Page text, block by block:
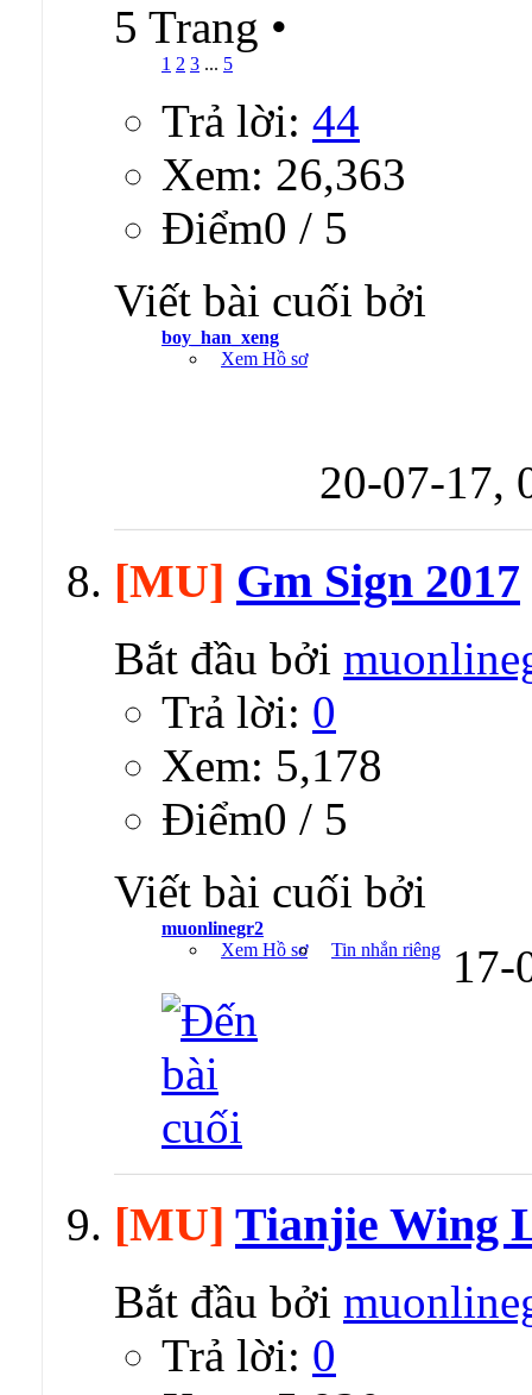
5 Trang •
1 2 3 ... 5
Trả lời: 44
Xem: 26,363
Ðiểm0 / 5
Viết bài cuối bởi
boy_han_xeng
Xem Hồ sơ
20-07-17,
[MU] Gm Sign 2017
Bắt đầu bởi
Trả lời: 0
Xem: 5,178
Ðiểm0 / 5
Viết bài cuối bởi
muonlinegr2
Xem Hồ sơ
Tin nhắn riêng
[MU] Tianjie Wing
Bắt đầu bởi
Trả lời: 0